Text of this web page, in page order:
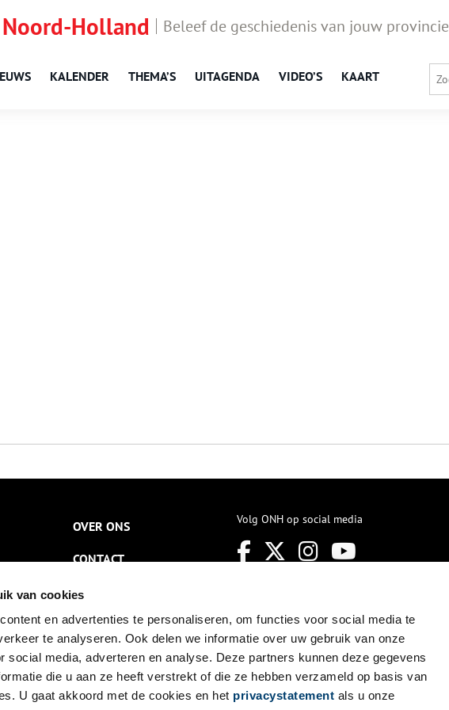
van cookies
en advertenties te personaliseren, om functies voor social media te
te analyseren. Ook delen we informatie over uw gebruik van onze
social media, adverteren en analyse. Deze partners kunnen deze gegevens
die u aan ze heeft verstrekt of die ze hebben verzameld op basis van
U gaat akkoord met de cookies en het privacystatement als u onze
Holland Beleef de geschiedenis van jouw provincie
KALENDER THEMA’S UITAGENDA VIDEO’S KAART
OVER ONS
CONTACT
NIEUWSBRIEF
DISCLAIMER
PRIVACY
TOEGANKELIJKHEID
Volg ONH op social media